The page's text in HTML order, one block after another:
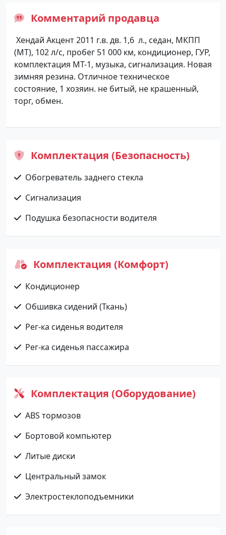
Комментарий продавца
Хендай Акцент 2011 г.в. дв. 1,6 л., седан, МКПП
(МТ), 102 л/с, пробег 51 000 км, кондиционер, ГУР,
комплектация МТ-1, музыка, сигнализация. Новая
зимняя резина. Отличное техническое
состояние, 1 хозяин. не битый, не крашенный,
торг, обмен.
Комплектация (Безопасность)
Обогреватель заднего стекла
Сигнализация
Подушка безопасности водителя
Комплектация (Комфорт)
Кондиционер
Обшивка сидений (Ткань)
Рег-ка сиденья водителя
Рег-ка сиденья пассажира
Комплектация (Оборудование)
ABS тормозов
Бортовой компьютер
Литые диски
Центральный замок
Электростеклоподъемники